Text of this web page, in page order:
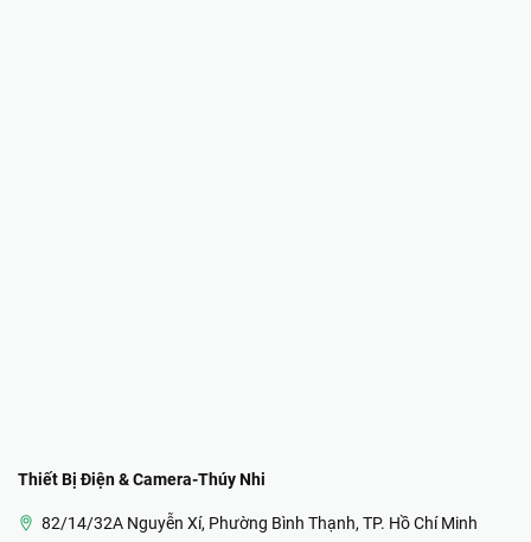
Thiết Bị Điện & Camera-Thúy Nhi
82/14/32A Nguyễn Xí, Phường Bình Thạnh, TP. Hồ Chí Minh